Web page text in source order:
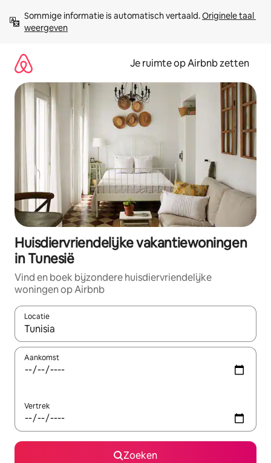
direct
naar
Sommige informatie is automatisch vertaald. Originele taal
weergeven
Je ruimte op Airbnb zetten
Huisdiervriendelijke vakantiewoningen
in Tunesië
Vind en boek bijzondere huisdiervriendelijke
woningen op Airbnb
Locatie
Wanneer er suggesties beschikbaar zijn, maak je een keuze
Aankomst
Vertrek
Zoeken